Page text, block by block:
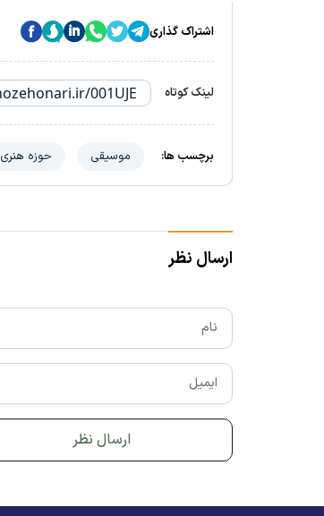
اشتراک گذاری
لینک کوتاه
برچسب ها: موسیقی حوزه هنری
ارسال نظر